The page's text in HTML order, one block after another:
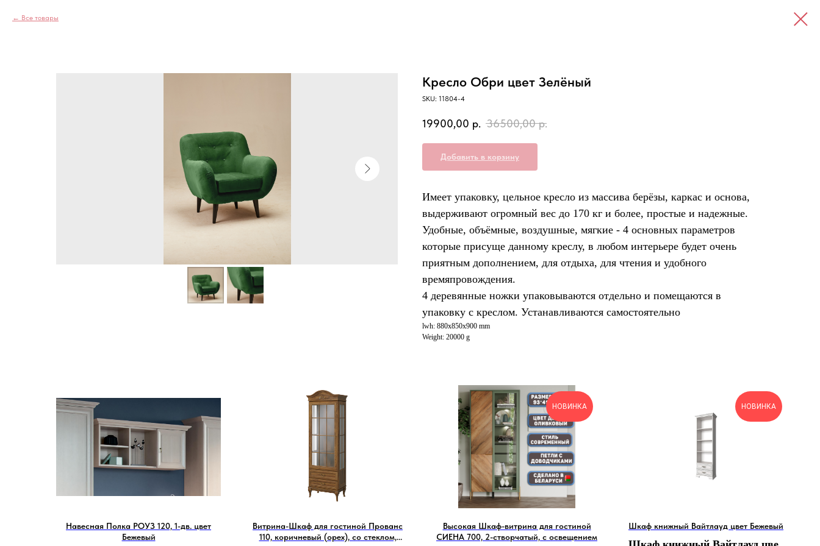
Все товары
Кресло Обри цвет Зелёный
SKU: 11804-4
19900,00 р. 36500,00 р.
Добавить в корзину
Имеет упаковку, цельное кресло из массива берёзы, каркас и основа,
выдерживают огромный вес до 170 кг и более, простые и надежные.
Удобные, объёмные, воздушные, мягкие - 4 основных параметров
которые присуще данному креслу, в любом интерьере будет очень
приятным дополнением, для отдыха, для чтения и удобного
времяпровождения.
4 деревянные ножки упаковываются отдельно и помещаются в
упаковку с креслом. Устанавливаются самостоятельно
lwh: 880x850x900 mm
Weight: 20000 g
Навесная Полка РОУЗ 120, 1-дв. цвет
Бежевый
Витрина-Шкаф для гостиной Прованс
110, коричневый (орех), со стеклом,
НОВИНКА
Высокая Шкаф-витрина для гостиной
СИЕНА 700, 2-створчатый, с освещением
НОВИНКА
Шкаф книжный Вайтлауд цвет Бежевый